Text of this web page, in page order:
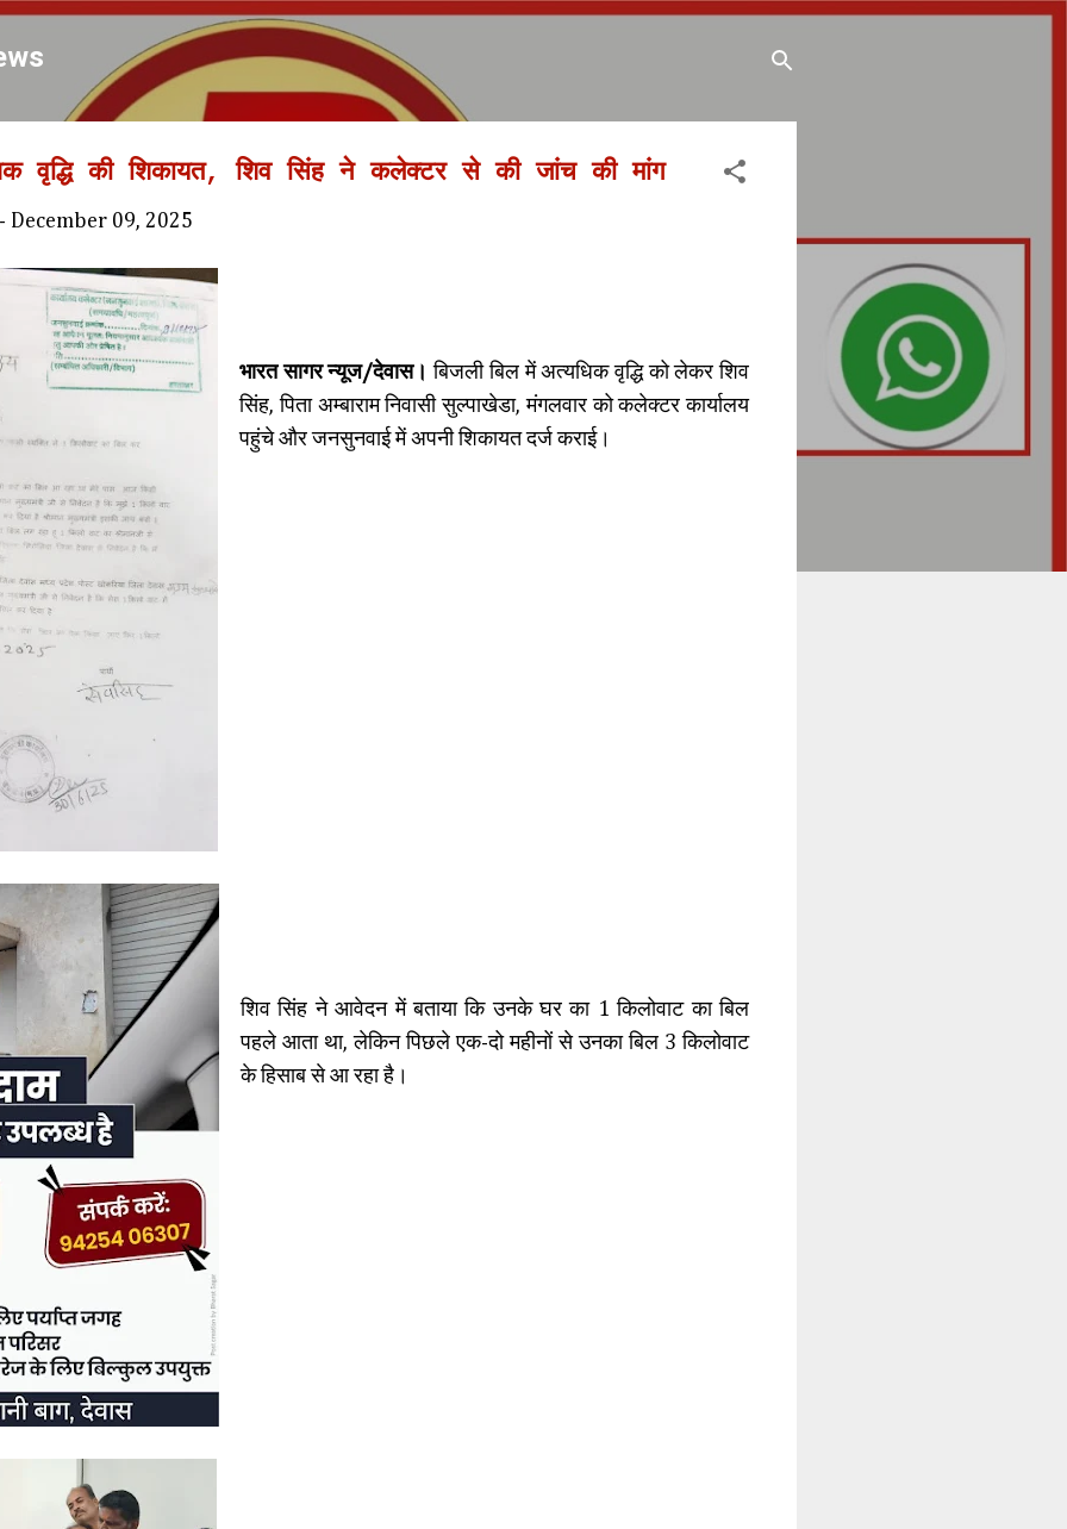
Skip to main content
वृद्धि की शिकायत, शिव सिंह ने कलेक्टर से की जांच की मांग
- December 09, 2025
भारत सागर न्यूज/देवास। बिजली बिल में अत्यधिक वृद्धि को लेकर शिव
सिंह, पिता अम्बाराम निवासी सुल्पाखेडा, मंगलवार को कलेक्टर कार्यालय
पहुंचे और जनसुनवाई में अपनी शिकायत दर्ज कराई।
शिव सिंह ने आवेदन में बताया कि उनके घर का 1 किलोवाट का बिल
पहले आता था, लेकिन पिछले एक-दो महीनों से उनका बिल 3 किलोवाट
के हिसाब से आ रहा है।